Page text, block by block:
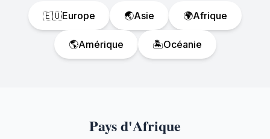
🇪🇺Europe 🌏Asie 🌍Afrique
🌎Amérique 🏝️Océanie
Pays d'Afrique